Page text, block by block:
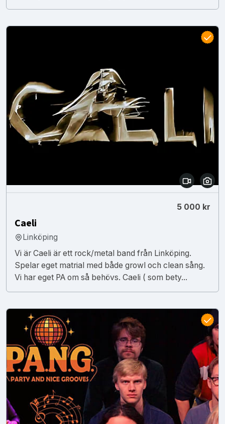
5 000 kr
Caeli
Linköping
Vi är Caeli är ett rock/metal band från Linköping.
Spelar eget matrial med både growl och clean sång.
Vi har eget PA om så behövs. Caeli ( som bety...